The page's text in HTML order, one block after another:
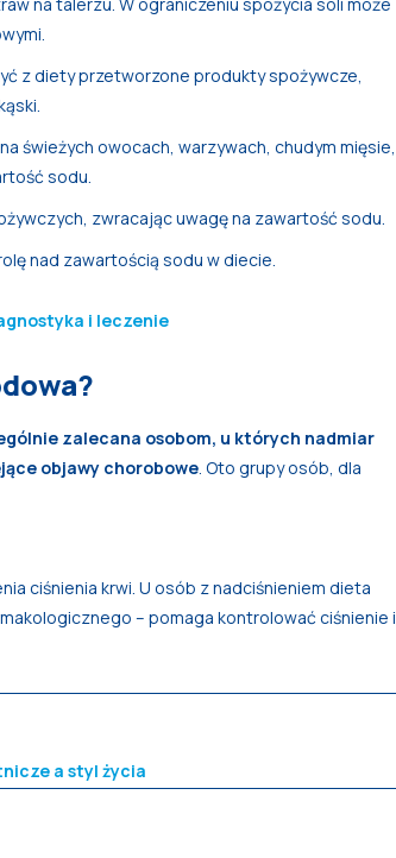
z diety przetworzone produkty spożywcze,
świeżych owocach, warzywach, chudym mięsie,
sodu.
zwracając uwagę na zawartość sodu.
nad zawartością sodu w diecie.
i leczenie
zalecana osobom, u których nadmiar
objawy chorobowe. Oto grupy osób, dla
ciśnienia krwi. U osób z nadciśnieniem dieta
– pomaga kontrolować ciśnienie i
a styl życia